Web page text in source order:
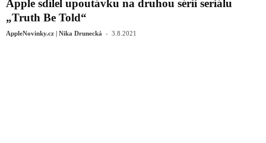
Apple sdílel upoutávku na druhou sérii seriálu
„Truth Be Told“
AppleNovinky.cz | Nika Drunecká - 3.8.2021